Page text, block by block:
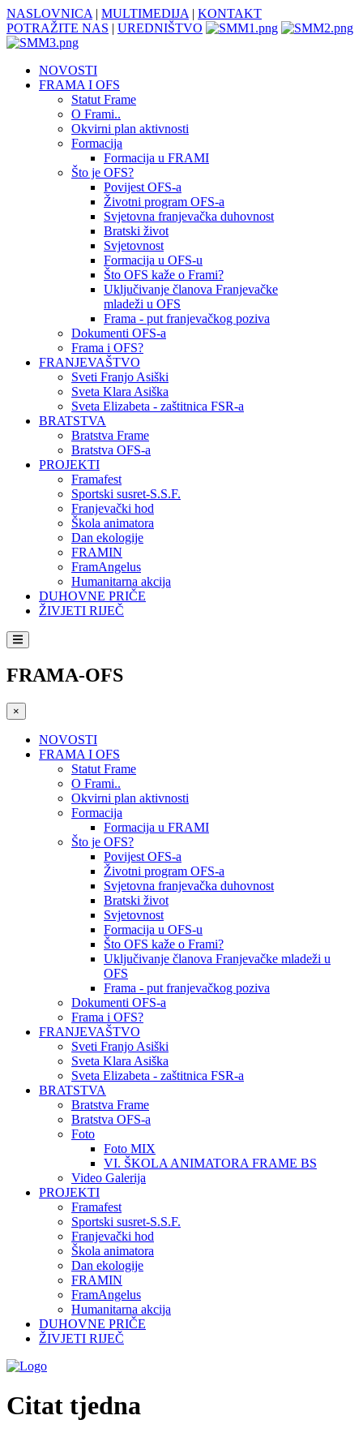
NASLOVNICA | MULTIMEDIJA | KONTAKT
POTRAŽITE NAS | UREDNIŠTVO
NOVOSTI
FRAMA I OFS
Statut Frame
O Frami..
Okvirni plan aktivnosti
Formacija
Formacija u FRAMI
Što je OFS?
Povijest OFS-a
Životni program OFS-a
Svjetovna franjevačka duhovnost
Bratski život
Svjetovnost
Formacija u OFS-u
Što OFS kaže o Frami?
Uključivanje članova Franjevačke
mladeži u OFS
Frama - put franjevačkog poziva
Dokumenti OFS-a
Frama i OFS?
FRANJEVAŠTVO
Sveti Franjo Asiški
Sveta Klara Asiška
Sveta Elizabeta - zaštitnica FSR-a
BRATSTVA
Bratstva Frame
Bratstva OFS-a
PROJEKTI
Framafest
Sportski susret-S.S.F.
Franjevački hod
Škola animatora
Dan ekologije
FRAMIN
FramAngelus
Humanitarna akcija
DUHOVNE PRIČE
ŽIVJETI RIJEČ
FRAMA-OFS
×
NOVOSTI
FRAMA I OFS
Statut Frame
O Frami..
Okvirni plan aktivnosti
Formacija
Formacija u FRAMI
Što je OFS?
Povijest OFS-a
Životni program OFS-a
Svjetovna franjevačka duhovnost
Bratski život
Svjetovnost
Formacija u OFS-u
Što OFS kaže o Frami?
Uključivanje članova Franjevačke mladeži u
OFS
Frama - put franjevačkog poziva
Dokumenti OFS-a
Frama i OFS?
FRANJEVAŠTVO
Sveti Franjo Asiški
Sveta Klara Asiška
Sveta Elizabeta - zaštitnica FSR-a
BRATSTVA
Bratstva Frame
Bratstva OFS-a
Foto
Foto MIX
VI. ŠKOLA ANIMATORA FRAME BS
Video Galerija
PROJEKTI
Framafest
Sportski susret-S.S.F.
Franjevački hod
Škola animatora
Dan ekologije
FRAMIN
FramAngelus
Humanitarna akcija
DUHOVNE PRIČE
ŽIVJETI RIJEČ
Citat tjedna